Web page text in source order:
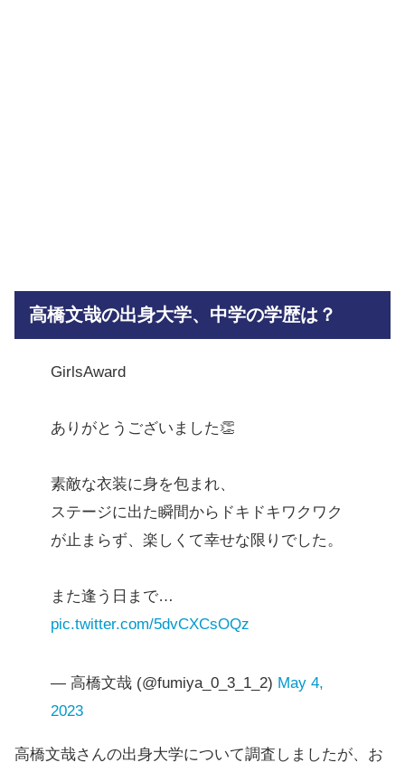
高橋文哉の出身大学、中学の学歴は？
GirlsAward
ありがとうございました👏
素敵な衣装に身を包まれ、
ステージに出た瞬間からドキドキワクワク
が止まらず、楽しくて幸せな限りでした。
また逢う日まで…
pic.twitter.com/5dvCXCsOQz
— 高橋文哉 (@fumiya_0_3_1_2) May 4,
2023
高橋文哉さんの出身大学について調査しましたが、お